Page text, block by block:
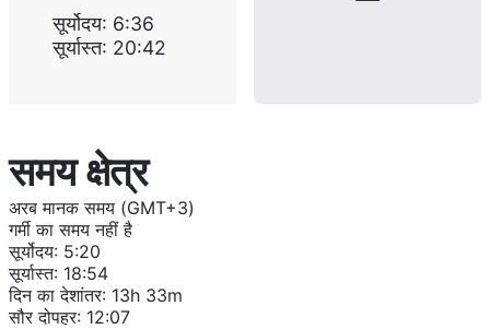
सूर्योदय: 6:36
सूर्यास्त: 20:42
समय क्षेत्र
अरब मानक समय (GMT+3)
गर्मी का समय नहीं है
सूर्योदय: 5:20
सूर्यास्त: 18:54
दिन का देशांतर: 13h 33m
सौर दोपहर: 12:07